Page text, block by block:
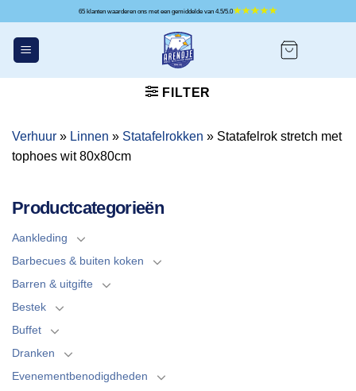
inhoud
65 klanten waarderen ons met een gemiddelde van 4.5/5.0
FILTER
Verhuur » Linnen » Statafelrokken » Statafelrok stretch met
tophoes wit 80x80cm
Productcategorieën
Aankleding
Barbecues & buiten koken
Barren & uitgifte
Bestek
Buffet
Dranken
Evenementbenodigdheden